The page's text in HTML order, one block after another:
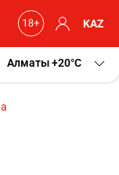
KAZ
Алматы+20 C